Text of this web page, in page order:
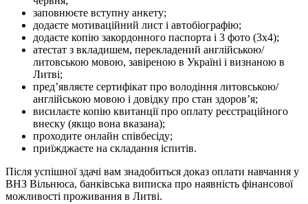
заповнюєте вступну анкету;
додаєте мотиваційний лист і автобіографію;
додаєте копію закордонного паспорта і 3 фото (3х4);
атестат з вкладишем, перекладений англійською/
литовською мовою, завіреною в Україні і визнаною в
Литві;
пред’являєте сертифікат про володіння литовською/
англійською мовою і довідку про стан здоров’я;
висилаєте копію квитанції про оплату реєстраційного
внеску (якщо вона вказана);
проходите онлайн співбесіду;
приїжджаєте на складання іспитів.
Після успішної здачі вам знадобиться доказ оплати навчання у
ВНЗ Вільнюса, банківська виписка про наявність фінансової
можливості проживання в Литві.